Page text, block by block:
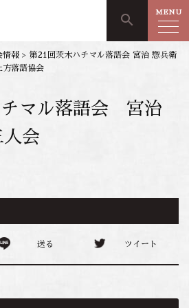
search MENU
情報 > 第21回茨木ハチマル落語会 宮治 惣兵衛
方落語協会
チマル落語会 宮治
会
送る ツイート